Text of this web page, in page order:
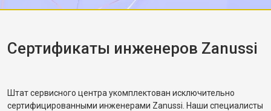
корректное. Рассказал, как правильно
разбалансировка.
Сертификаты инженеров Zanussi
Штат сервисного центра укомплектован исключительно
сертифицированными инженерами Zanussi. Наши специалисты